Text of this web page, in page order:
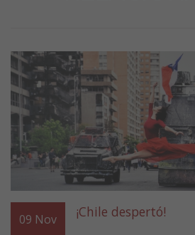
09 Nov ¡Chile despertó!